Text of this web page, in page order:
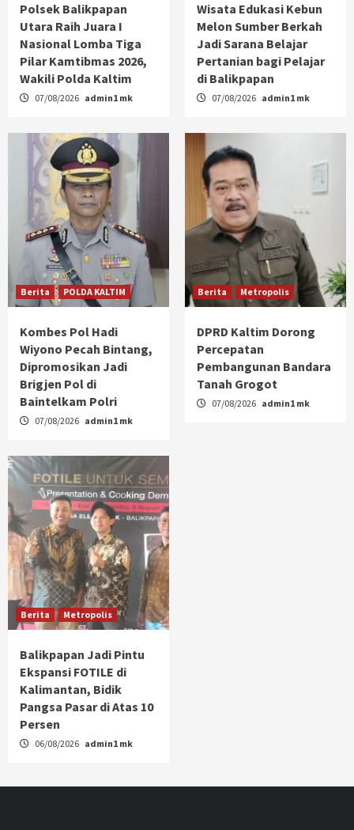
Polsek Balikpapan
Utara Raih Juara I
Nasional Lomba Tiga
Pilar Kamtibmas 2026,
Wakili Polda Kaltim
07/08/2026 admin1 mk
Wisata Edukasi Kebun
Melon Sumber Berkah
Jadi Sarana Belajar
Pertanian bagi Pelajar
di Balikpapan
07/08/2026 admin1 mk
Berita POLDA KALTIM
Kombes Pol Hadi
Wiyono Pecah Bintang,
Dipromosikan Jadi
Brigjen Pol di
Baintelkam Polri
07/08/2026 admin1 mk
Berita Metropolis
DPRD Kaltim Dorong
Percepatan
Pembangunan Bandara
Tanah Grogot
07/08/2026 admin1 mk
Berita Metropolis
Balikpapan Jadi Pintu
Ekspansi FOTILE di
Kalimantan, Bidik
Pangsa Pasar di Atas 10
Persen
06/08/2026 admin1 mk